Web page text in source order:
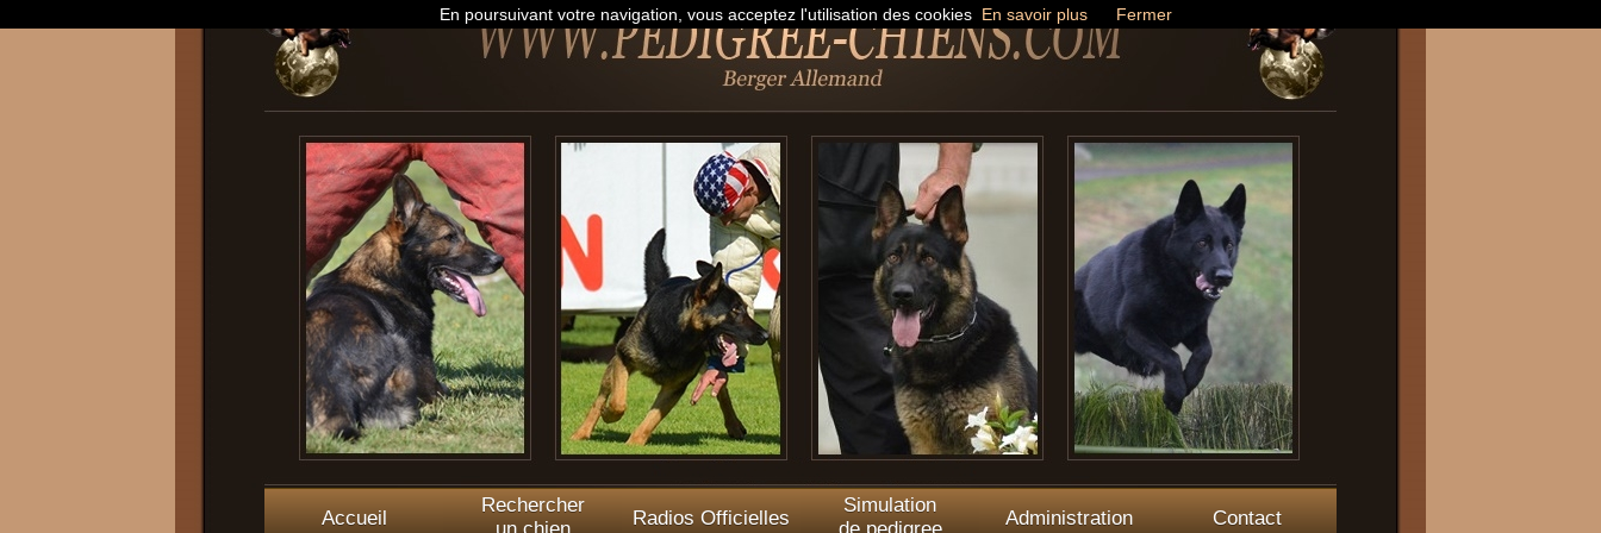
Accueil
Rechercher
Radios Officielles
Simulation
Administration Contact
En poursuivant votre navigation, vous acceptez l'utilisation des cookies En savoir plus Fermer